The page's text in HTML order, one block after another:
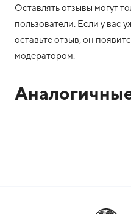
Оставлять отзывы могут
пользователи. Если у вас
оставьте отзыв, он
модератором.